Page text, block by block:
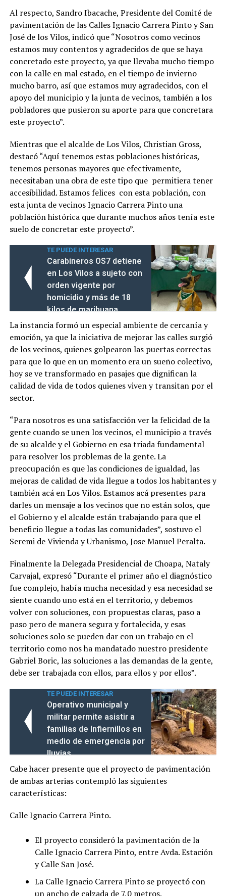
Al respecto, Sandro Ibacache, Presidente del Comité de
pavimentación de las Calles Ignacio Carrera Pinto y San
José de los Vilos, indicó que “Nosotros como vecinos
estamos muy contentos y agradecidos de que se haya
concretado este proyecto, ya que llevaba mucho tiempo
con la calle en mal estado, en el tiempo de invierno
mucho barro, así que estamos muy agradecidos, con el
apoyo del municipio y la junta de vecinos, también a los
pobladores que pusieron su aporte para que concretara
este proyecto”.
Mientras que el alcalde de Los Vilos, Christian Gross,
destacó “Aquí tenemos estas poblaciones históricas,
tenemos personas mayores que efectivamente,
necesitaban una obra de este tipo que permitiera tener
accesibilidad. Estamos felices con esta población, con
esta junta de vecinos Ignacio Carrera Pinto una
población histórica que durante muchos años tenía este
suelo de concretar este proyecto”.
TE PUEDE INTERESAR
Carabineros OS7 detiene
en Los Vilos a sujeto con
orden vigente por
homicidio y más de 18
kilos de marihuana
La instancia formó un especial ambiente de cercanía y
emoción, ya que la iniciativa de mejorar las calles surgió
de los vecinos, quienes golpearon las puertas correctas
para que lo que en un momento era un sueño colectivo,
hoy se ve transformado en pasajes que dignifican la
calidad de vida de todos quienes viven y transitan por el
sector.
“Para nosotros es una satisfacción ver la felicidad de la
gente cuando se unen los vecinos, el municipio a través
de su alcalde y el Gobierno en esa triada fundamental
para resolver los problemas de la gente. La
preocupación es que las condiciones de igualdad, las
mejoras de calidad de vida llegue a todos los habitantes y
también acá en Los Vilos. Estamos acá presentes para
darles un mensaje a los vecinos que no están solos, que
el Gobierno y el alcalde están trabajando para que el
beneficio llegue a todas las comunidades”, sostuvo el
Seremi de Vivienda y Urbanismo, Jose Manuel Peralta.
Finalmente la Delegada Presidencial de Choapa, Nataly
Carvajal, expresó “Durante el primer año el diagnóstico
fue complejo, había mucha necesidad y esa necesidad se
siente cuando uno está en el territorio, y debemos
volver con soluciones, con propuestas claras, paso a
paso pero de manera segura y fortalecida, y esas
soluciones solo se pueden dar con un trabajo en el
territorio como nos ha mandatado nuestro presidente
Gabriel Boric, las soluciones a las demandas de la gente,
debe ser trabajada con ellos, para ellos y por ellos”.
TE PUEDE INTERESAR
Operativo municipal y
militar permite asistir a
familias de Infiernillos en
medio de emergencia por
lluvias
Cabe hacer presente que el proyecto de pavimentación
de ambas arterias contempló las siguientes
características:
Calle Ignacio Carrera Pinto.
El proyecto consideró la pavimentación de la
Calle Ignacio Carrera Pinto, entre Avda. Estación
y Calle San José.
La Calle Ignacio Carrera Pinto se proyectó con
un ancho de calzada de 7,0 metros.